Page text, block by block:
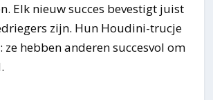
Elk nieuw succes bevestigt juist
zijn. Hun Houdini-trucje
ze hebben anderen succesvol om